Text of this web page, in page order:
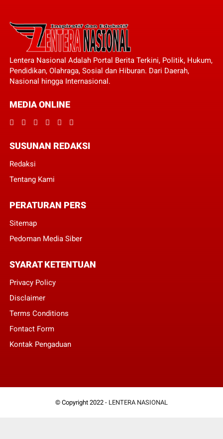
Lentera Nasional Adalah Portal Berita Terkini, Politik, Hukum,
Pendidikan, Olahraga, Sosial dan Hiburan. Dari Daerah,
Nasional hingga Internasional.
MEDIA ONLINE
SUSUNAN REDAKSI
Redaksi
Tentang Kami
PERATURAN PERS
Sitemap
Pedoman Media Siber
SYARAT KETENTUAN
Privacy Policy
Disclaimer
Terms Conditions
Fontact Form
Kontak Pengaduan
© Copyright 2022 - LENTERA NASIONAL